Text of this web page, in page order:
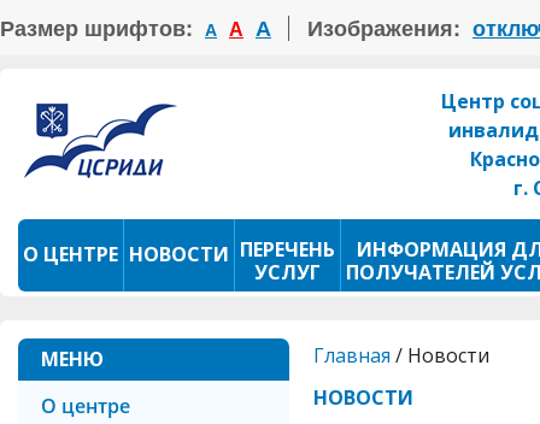
Размер шрифтов: А А А Изображения:
Центр
г.
О ЦЕНТРЕ НОВОСТИ ПЕРЕЧЕНЬ
УСЛУГ
ИНФОРМАЦИЯ
ПОЛУЧАТЕЛЕЙ
ПРОКАТ ТСР ФОТОКОНКУРС
МЕНЮ
О центре
Главная / Новости
НОВОСТИ